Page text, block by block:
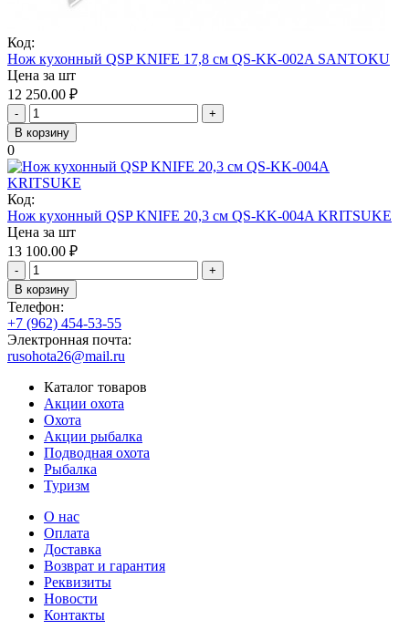
Код:
Нож кухонный QSP KNIFE 17,8 см QS-KK-002A SANTOKU
Цена за шт
12 250.00 ₽
-
+
В корзину
0
Код:
Нож кухонный QSP KNIFE 20,3 см QS-KK-004A KRITSUKE
Цена за шт
13 100.00 ₽
-
+
В корзину
Телефон:
+7 (962) 454-53-55
Электронная почта:
rusohota26@mail.ru
Каталог товаров
Акции охота
Охота
Акции рыбалка
Подводная охота
Рыбалка
Туризм
О нас
Оплата
Доставка
Возврат и гарантия
Реквизиты
Новости
Контакты